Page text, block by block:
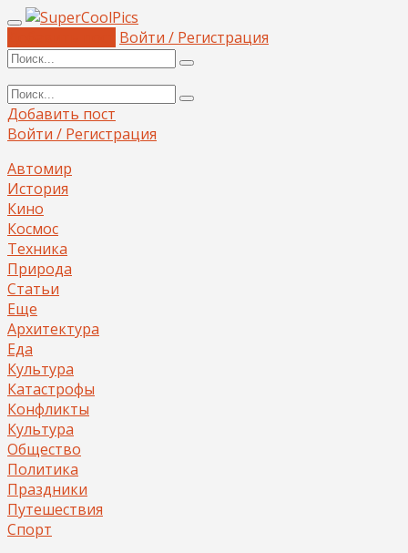
Войти / Регистрация
Добавить пост
Войти / Регистрация
Автомир
История
Кино
Космос
Техника
Природа
Статьи
Еще
Архитектура
Еда
Культура
Катастрофы
Конфликты
Культура
Общество
Политика
Праздники
Путешествия
Спорт